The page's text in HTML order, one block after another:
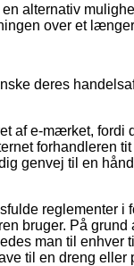
alternativ
over et
deres
af e-mærket, fordi
forhandleren
genvej til en
reglementer i
bruger. På grund
man til enhver
til en dreng eller